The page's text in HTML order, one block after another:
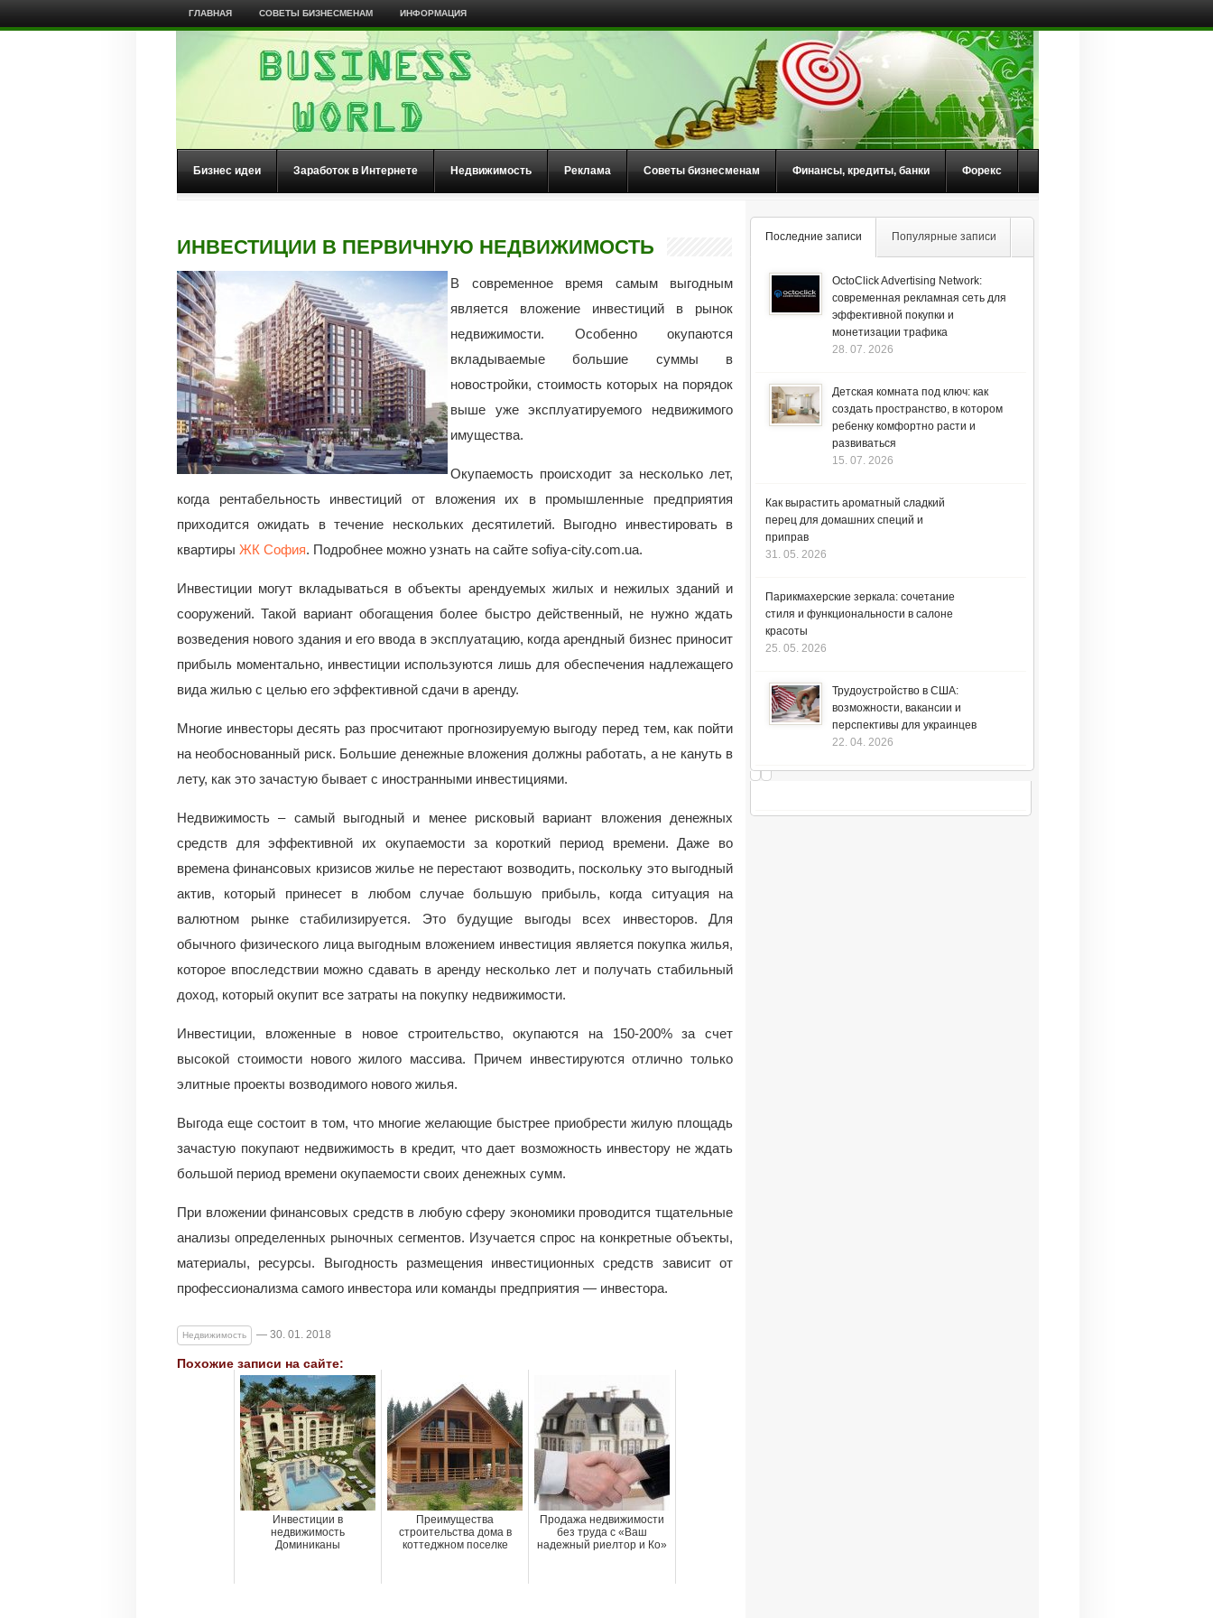
ГЛАВНАЯ СОВЕТЫ БИЗНЕСМЕНАМ ИНФОРМАЦИЯ
Бизнес идеи Заработок в Интернете Недвижимость Реклама Советы бизнесменам Финансы, кредиты, банки Форекс
ИНВЕСТИЦИИ В ПЕРВИЧНУЮ НЕДВИЖИМОСТЬ
В современное время самым выгодным
является вложение инвестиций в рынок
недвижимости. Особенно окупаются
вкладываемые большие суммы в
новостройки, стоимость которых на порядок
выше уже эксплуатируемого недвижимого
имущества.
Окупаемость происходит за несколько лет,
когда рентабельность инвестиций от вложения их в промышленные предприятия
приходится ожидать в течение нескольких десятилетий. Выгодно инвестировать в
квартиры ЖК София. Подробнее можно узнать на сайте sofiya-city.com.ua.
Инвестиции могут вкладываться в объекты арендуемых жилых и нежилых зданий и
сооружений. Такой вариант обогащения более быстро действенный, не нужно ждать
возведения нового здания и его ввода в эксплуатацию, когда арендный бизнес приносит
прибыль моментально, инвестиции используются лишь для обеспечения надлежащего
вида жилью с целью его эффективной сдачи в аренду.
Многие инвесторы десять раз просчитают прогнозируемую выгоду перед тем, как пойти
на необоснованный риск. Большие денежные вложения должны работать, а не кануть в
лету, как это зачастую бывает с иностранными инвестициями.
Недвижимость – самый выгодный и менее рисковый вариант вложения денежных
средств для эффективной их окупаемости за короткий период времени. Даже во
времена финансовых кризисов жилье не перестают возводить, поскольку это выгодный
актив, который принесет в любом случае большую прибыль, когда ситуация на
валютном рынке стабилизируется. Это будущие выгоды всех инвесторов. Для
обычного физического лица выгодным вложением инвестиция является покупка жилья,
которое впоследствии можно сдавать в аренду несколько лет и получать стабильный
доход, который окупит все затраты на покупку недвижимости.
Инвестиции, вложенные в новое строительство, окупаются на 150-200% за счет
высокой стоимости нового жилого массива. Причем инвестируются отлично только
элитные проекты возводимого нового жилья.
Выгода еще состоит в том, что многие желающие быстрее приобрести жилую площадь
зачастую покупают недвижимость в кредит, что дает возможность инвестору не ждать
большой период времени окупаемости своих денежных сумм.
При вложении финансовых средств в любую сферу экономики проводится тщательные
анализы определенных рыночных сегментов. Изучается спрос на конкретные объекты,
материалы, ресурсы. Выгодность размещения инвестиционных средств зависит от
профессионализма самого инвестора или команды предприятия — инвестора.
Недвижимость — 30. 01. 2018
Похожие записи на сайте:
Инвестиции в
недвижимость
Доминиканы
Преимущества
строительства дома в
коттеджном поселке
Продажа недвижимости
без труда с «Ваш
надежный риелтор и Ко»
Последние записи Популярные записи
OctoClick Advertising Network:
современная рекламная сеть для
эффективной покупки и
монетизации трафика
28. 07. 2026
Детская комната под ключ: как
создать пространство, в котором
ребенку комфортно расти и
развиваться
15. 07. 2026
Как вырастить ароматный сладкий
перец для домашних специй и
приправ
31. 05. 2026
Парикмахерские зеркала: сочетание
стиля и функциональности в салоне
красоты
25. 05. 2026
Трудоустройство в США:
возможности, вакансии и
перспективы для украинцев
22. 04. 2026